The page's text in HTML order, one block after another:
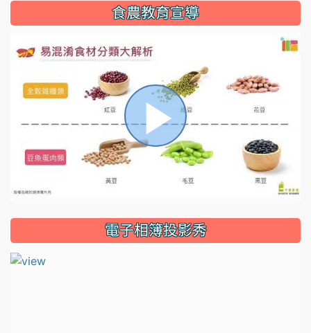
::: 食農教育宣導
播
放
電子相簿投影秀